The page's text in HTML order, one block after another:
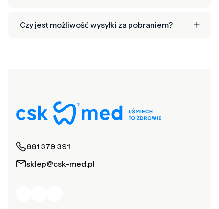
Czy jest możliwość wysyłki za pobraniem?
661 379 391
sklep@csk-med.pl